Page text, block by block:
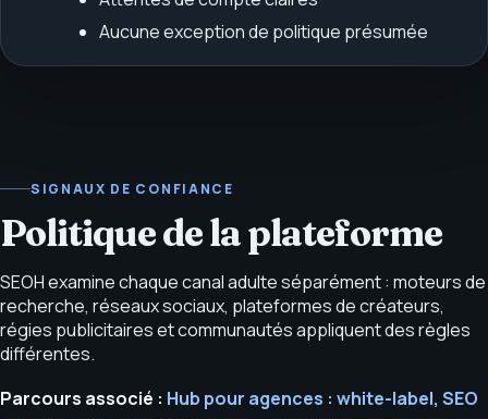
Aucune exception de politique présumée
SIGNAUX DE CONFIANCE
Politique de la plateforme
SEOH examine chaque canal adulte séparément : moteurs de
recherche, réseaux sociaux, plateformes de créateurs,
régies publicitaires et communautés appliquent des règles
différentes.
Parcours associé : Hub pour agences : white-label, SEO